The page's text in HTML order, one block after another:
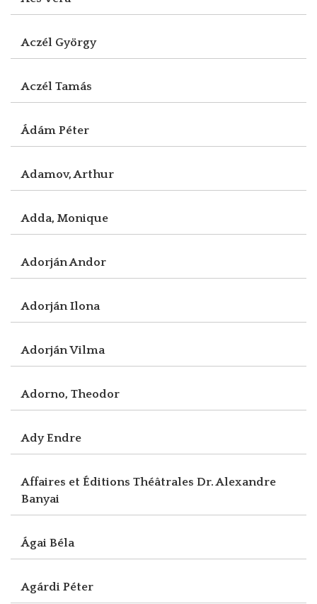
Aczél György
Aczél Tamás
Ádám Péter
Adamov, Arthur
Adda, Monique
Adorján Andor
Adorján Ilona
Adorján Vilma
Adorno, Theodor
Ady Endre
Affaires et Éditions Théâtrales Dr. Alexandre
Banyai
Ágai Béla
Agárdi Péter